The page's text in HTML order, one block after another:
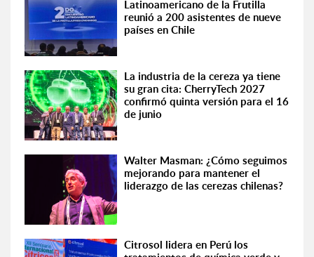
Latinoamericano de la Frutilla
reunió a 200 asistentes de nueve
países en Chile
La industria de la cereza ya tiene
su gran cita: CherryTech 2027
confirmó quinta versión para el 16
de junio
Walter Masman: ¿Cómo seguimos
mejorando para mantener el
liderazgo de las cerezas chilenas?
Citrosol lidera en Perú los